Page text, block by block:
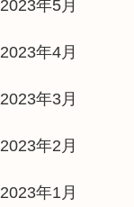
2023年5月
2023年4月
2023年3月
2023年2月
2023年1月